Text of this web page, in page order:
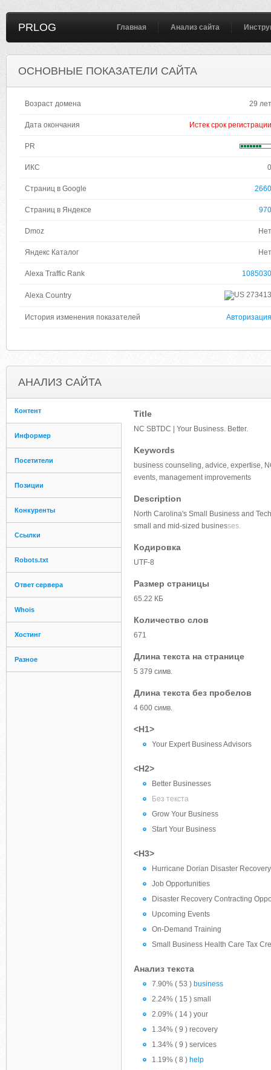
PRLOG Главная Анализ сайта
ОСНОВНЫЕ ПОКАЗАТЕЛИ САЙТА
Возраст домена 29 лет
Дата окончания Истек срок регистрации
PR
ИКС 0
Страниц в Google 2660
Страниц в Яндексе 970
Dmoz Нет
Яндекс Каталог Нет
Alexa Traffic Rank 1085030
Alexa Country 273413
История изменения показателей Авторизация
АНАЛИЗ САЙТА
Контент
Информер
Посетители
Позиции
Конкуренты
Ссылки
Robots.txt
Ответ сервера
Whois
Хостинг
Разное
Title
NC SBTDC | Your Business. Better.
Keywords
business counseling, advice, expertise,
events, management improvements
Description
North Carolina's Small Business and
small and mid-sized businesses.
Кодировка
UTF-8
Размер страницы
65.22 КБ
Количество слов
671
Длина текста на странице
5 379 симв.
Длина текста без пробелов
4 600 симв.
<H1>
Your Expert Business Advisors
<H2>
Better Businesses
Без текста
Grow Your Business
Start Your Business
<H3>
Hurricane Dorian Disaster
Job Opportunities
Disaster Recovery Contracting
Upcoming Events
On-Demand Training
Small Business Health Care Tax
Анализ текста
7.90% ( 53 ) business
2.24% ( 15 ) small
2.09% ( 14 ) your
1.34% ( 9 ) recovery
1.34% ( 9 ) services
1.19% ( 8 ) help